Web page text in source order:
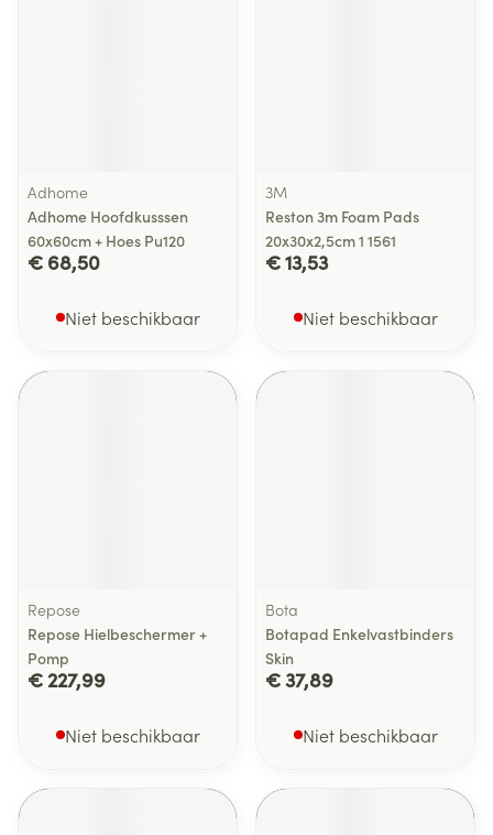
Adhome
Adhome Hoofdkusssen
60x60cm + Hoes Pu120
€ 68,50
Niet beschikbaar
3M
Reston 3m Foam Pads
20x30x2,5cm 1 1561
€ 13,53
Niet beschikbaar
Repose
Repose Hielbeschermer +
Pomp
€ 227,99
Niet beschikbaar
Bota
Botapad Enkelvastbinders
Skin
€ 37,89
Niet beschikbaar